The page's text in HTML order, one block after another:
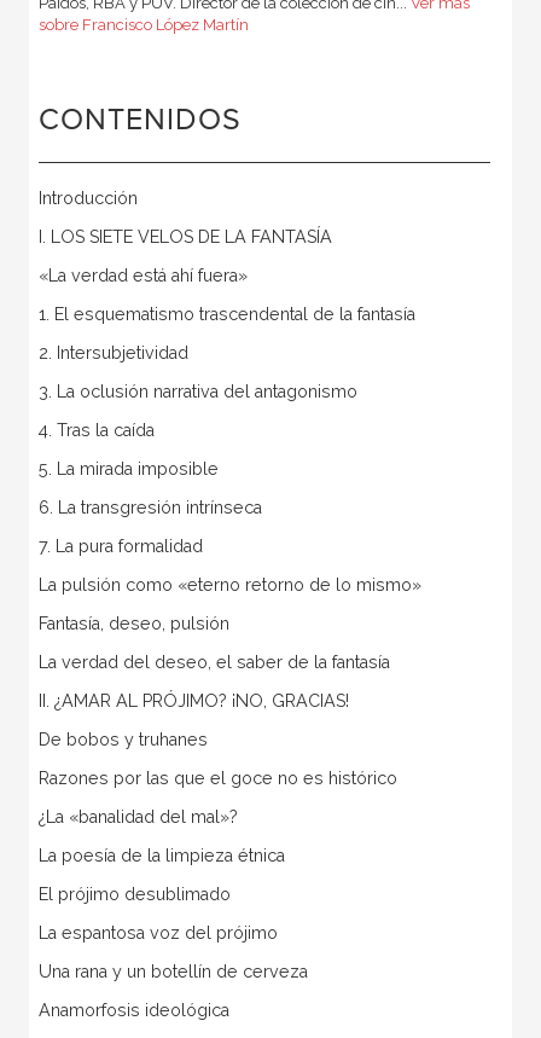
sobre Francisco López Martín
CONTENIDOS
Introducción
I. LOS SIETE VELOS DE LA FANTASÍA
«La verdad está ahí fuera»
1. El esquematismo trascendental de la fantasía
2. Intersubjetividad
3. La oclusión narrativa del antagonismo
4. Tras la caída
5. La mirada imposible
6. La transgresión intrínseca
7. La pura formalidad
La pulsión como «eterno retorno de lo mismo»
Fantasía, deseo, pulsión
La verdad del deseo, el saber de la fantasía
II. ¿AMAR AL PRÓJIMO? ¡NO, GRACIAS!
De bobos y truhanes
Razones por las que el goce no es histórico
¿La «banalidad del mal»?
La poesía de la limpieza étnica
El prójimo desublimado
La espantosa voz del prójimo
Una rana y un botellín de cerveza
Anamorfosis ideológica